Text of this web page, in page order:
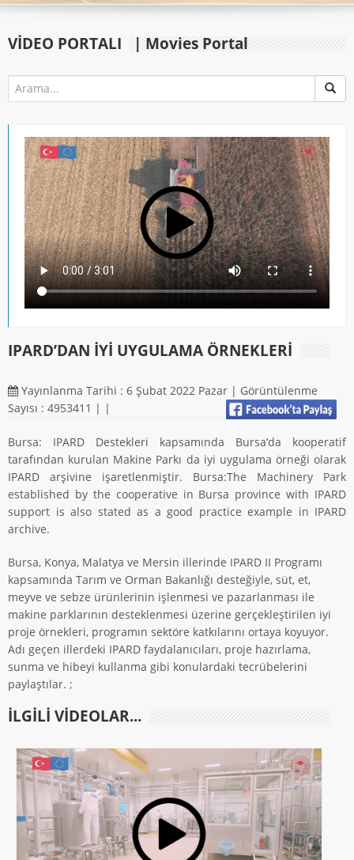
VIDEO PORTALI | Movies Portal
IPARD’DAN İYİ UYGULAMA ÖRNEKLERİ
Yayınlanma Tarihi : 6 Şubat 2022 Pazar | Görüntülenme
Sayısı : 4953411 | |
Bursa: IPARD Destekleri kapsamında Bursa’da kooperatif
tarafından kurulan Makine Parkı da iyi uygulama örneği olarak
IPARD arşivine işaretlenmiştir. Bursa:The Machinery Park
established by the cooperative in Bursa province with IPARD
support is also stated as a good practice example in IPARD
archive.
Bursa, Konya, Malatya ve Mersin illerinde IPARD II Programı
kapsamında Tarım ve Orman Bakanlığı desteğiyle, süt, et,
meyve ve sebze ürünlerinin işlenmesi ve pazarlanması ile
makine parklarının desteklenmesi üzerine gerçekleştirilen iyi
proje örnekleri, programın sektöre katkılarını ortaya koyuyor.
Adı geçen illerdeki IPARD faydalanıcıları, proje hazırlama,
sunma ve hibeyi kullanma gibi konulardaki tecrübelerini
paylaştılar. ;
ILGILI VIDEOLAR...